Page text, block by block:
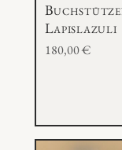
Lapislazuli
180,00€